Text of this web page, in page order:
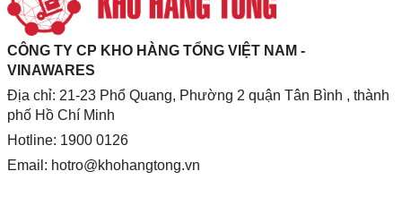
CÔNG TY CP KHO HÀNG TỔNG VIỆT NAM -
VINAWARES
Địa chỉ: 21-23 Phổ Quang, Phường 2 quận Tân Bình , thành
phố Hồ Chí Minh
Hotline: 1900 0126
Email: hotro@khohangtong.vn